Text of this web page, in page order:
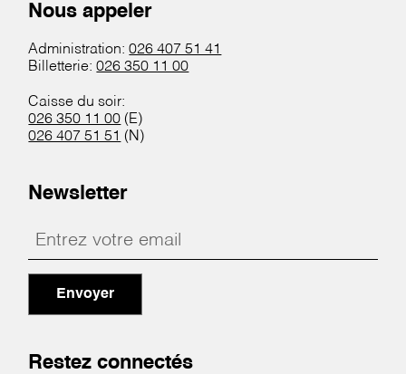
Nous appeler
Administration:026 407 51 41
Billetterie:026 350 11 00
Caisse du soir:
026 350 11 00 (E)
026 407 51 51 (N)
Newsletter
Envoyer
Restez connectés